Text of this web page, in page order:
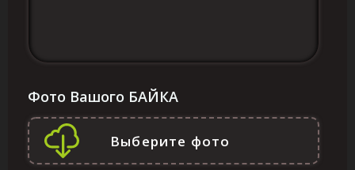
Фото Вашого БАЙКА